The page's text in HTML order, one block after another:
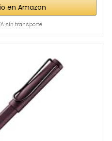
en Amazon
sin transporte